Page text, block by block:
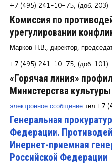
Доп. образование
Курсы повышения квалификации
Конкурсы
+7 (495) 241-10-75, (доб. 203)
Комиссия по
урегулировании
Марков Н.В., директор,
+7 (495) 241-10-75, (доб. 101)
«Горячая линия»
Министерства
электронное сообщение тел.+7
Генеральная
Федерации.
Инернет-приемная
Российской Федерации